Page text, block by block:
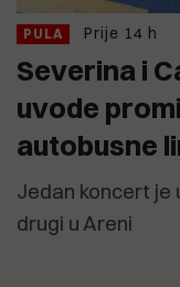
PULA Prije 14 h
Severina i
uvode
autobusne
Jedan koncert je
drugi u Areni